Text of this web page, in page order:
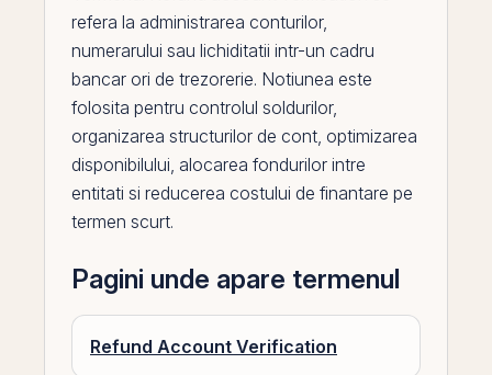
refera la administrarea conturilor,
numerarului sau lichiditatii intr-un cadru
bancar ori de trezorerie. Notiunea este
folosita pentru controlul soldurilor,
organizarea structurilor de cont, optimizarea
disponibilului, alocarea fondurilor intre
entitati si reducerea costului de finantare pe
termen scurt.
Pagini unde apare termenul
Refund Account Verification